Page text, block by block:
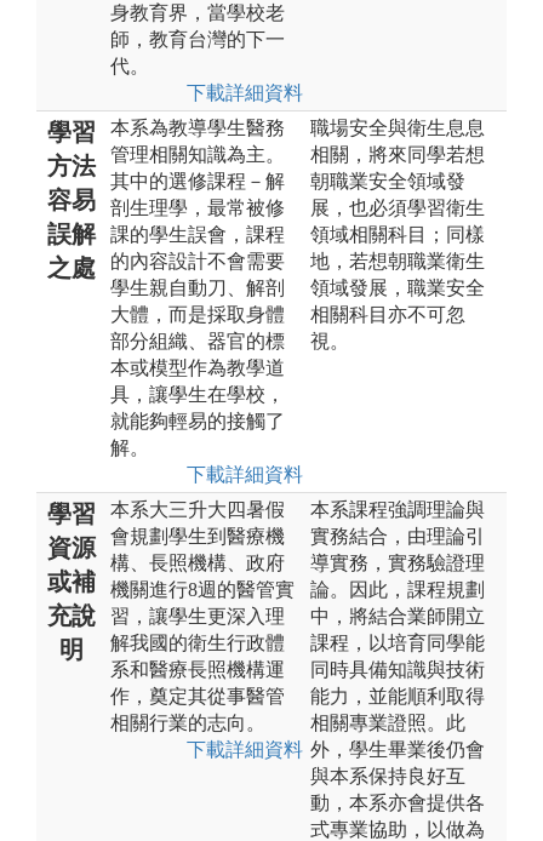
身教育界，當學校老
師，教育台灣的下一
代。
下載詳細資料
學習
方法
容易
誤解
之處
本系為教導學生醫務
管理相關知識為主。
其中的選修課程－解
剖生理學，最常被修
課的學生誤會，課程
的內容設計不會需要
學生親自動刀、解剖
大體，而是採取身體
部分組織、器官的標
本或模型作為教學道
具，讓學生在學校，
就能夠輕易的接觸了
解。
下載詳細資料
職場安全與衛生息息
相關，將來同學若想
朝職業安全領域發
展，也必須學習衛生
領域相關科目；同樣
地，若想朝職業衛生
領域發展，職業安全
相關科目亦不可忽
視。
學習
資源
或補
充說
明
本系大三升大四暑假
會規劃學生到醫療機
構、長照機構、政府
機關進行8週的醫管實
習，讓學生更深入理
解我國的衛生行政體
系和醫療長照機構運
作，奠定其從事醫管
相關行業的志向。
下載詳細資料
本系課程強調理論與
實務結合，由理論引
導實務，實務驗證理
論。因此，課程規劃
中，將結合業師開立
課程，以培育同學能
同時具備知識與技術
能力，並能順利取得
相關專業證照。此
外，學生畢業後仍會
與本系保持良好互
動，本系亦會提供各
式專業協助，以做為